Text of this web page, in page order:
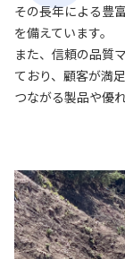
その長年による豊
を備えています。
また、信頼の品質
ており、顧客が満
つながる製品や優